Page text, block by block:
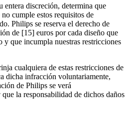
entera discreción, determina que
cumple estos requisitos de
Philips se reserva el derecho de
de [15] euros por cada diseño que
y que incumpla nuestras restricciones
cualquiera de estas restricciones de
dicha infracción voluntariamente,
de Philips se verá
la responsabilidad de dichos daños